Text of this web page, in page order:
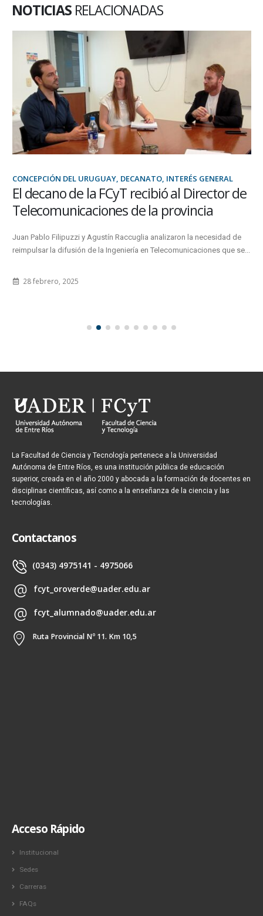
NOTICIAS RELACIONADAS
CONCEPCIÓN DEL URUGUAY, DECANATO, INTERÉS GENERAL
El decano de la FCyT recibió al Director de
Telecomunicaciones de la provincia
Juan Pablo Filipuzzi y Agustín Raccuglia analizaron la necesidad de
reimpulsar la difusión de la Ingeniería en Telecomunicaciones que se...
28 febrero, 2025
La Facultad de Ciencia y Tecnología pertenece a la Universidad
Autónoma de Entre Ríos, es una institución pública de educación
superior, creada en el año 2000 y abocada a la formación de docentes en
disciplinas científicas, así como a la enseñanza de la ciencia y las
tecnologías.
Contactanos
(0343) 4975141 - 4975066
fcyt_oroverde@uader.edu.ar
fcyt_alumnado@uader.edu.ar
Ruta Provincial Nº 11. Km 10,5
Acceso Rápido
Institucional
Sedes
Carreras
FAQs